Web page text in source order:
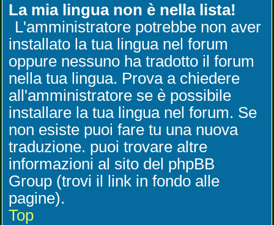
La mia lingua non è nella lista!
L'amministratore potrebbe non aver
installato la tua lingua nel forum
oppure nessuno ha tradotto il forum
nella tua lingua. Prova a chiedere
all'amministratore se è possibile
installare la tua lingua nel forum. Se
non esiste puoi fare tu una nuova
traduzione. puoi trovare altre
informazioni al sito del phpBB
Group (trovi il link in fondo alle
pagine).
Top